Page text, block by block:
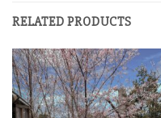
RELATED PRODUCTS